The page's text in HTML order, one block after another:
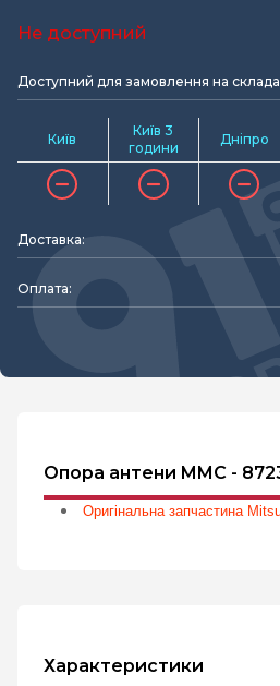
Не доступний
Доступний для замовлення на
Київ
Київ 3
години
Дніпро
Доставка:
Оплата:
Опора антени MMC -
Оригінальна запчастина
Характеристики